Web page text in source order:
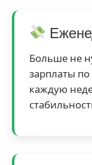
Больше не
зарплаты
каждую